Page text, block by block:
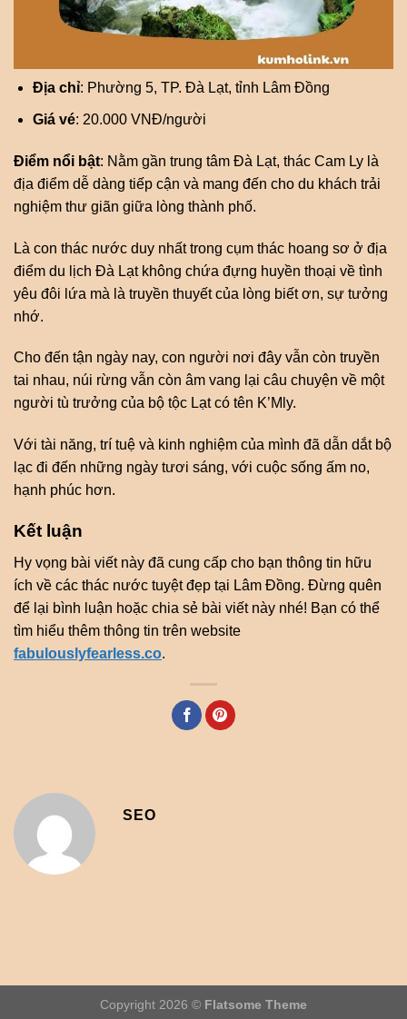
Địa chỉ: Phường 5, TP. Đà Lạt, tỉnh Lâm Đồng
Giá vé: 20.000 VNĐ/người
Điểm nổi bật: Nằm gần trung tâm Đà Lạt, thác Cam Ly là
địa điểm dễ dàng tiếp cận và mang đến cho du khách trải
nghiệm thư giãn giữa lòng thành phố.
Là con thác nước duy nhất trong cụm thác hoang sơ ở địa
điểm du lịch Đà Lạt không chứa đựng huyền thoại về tình
yêu đôi lứa mà là truyền thuyết của lòng biết ơn, sự tưởng
nhớ.
Cho đến tận ngày nay, con người nơi đây vẫn còn truyền
tai nhau, núi rừng vẫn còn âm vang lại câu chuyện về một
người tù trưởng của bộ tộc Lạt có tên K’Mly.
Với tài năng, trí tuệ và kinh nghiệm của mình đã dẫn dắt bộ
lạc đi đến những ngày tươi sáng, với cuộc sống ấm no,
hạnh phúc hơn.
Kết luận
Hy vọng bài viết này đã cung cấp cho bạn thông tin hữu
ích về các thác nước tuyệt đẹp tại Lâm Đồng. Đừng quên
để lại bình luận hoặc chia sẻ bài viết này nhé! Bạn có thể
tìm hiểu thêm thông tin trên website
fabulouslyfearless.co.
SEO
Copyright 2026 © Flatsome Theme